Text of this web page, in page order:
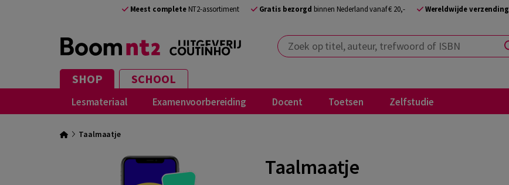
Meest completeNT2-assortiment Gratis bezorgd binnen Nederland vanaf € 20,- Wereldwijde verzending
Zoek op titel, auteur, trefwoord of ISBN
SHOP SCHOOL
Lesmateriaal Examenvoorbereiding Docent Toetsen Zelfstudie
Taalmaatje
Taalmaatje